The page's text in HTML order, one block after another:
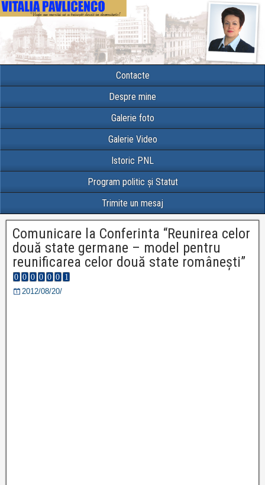
Contacte
Despre mine
Galerie foto
Galerie Video
Istoric PNL
Program politic și Statut
Trimite un mesaj
Comunicare la Conferinta “Reunirea celor
două state germane – model pentru
reunificarea celor două state româneşti”
2012/08/20/